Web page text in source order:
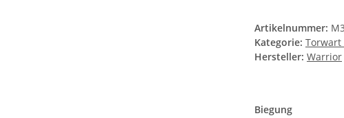
Artikelnummer:
Kategorie: Torwart
Hersteller: Warrior
Biegung